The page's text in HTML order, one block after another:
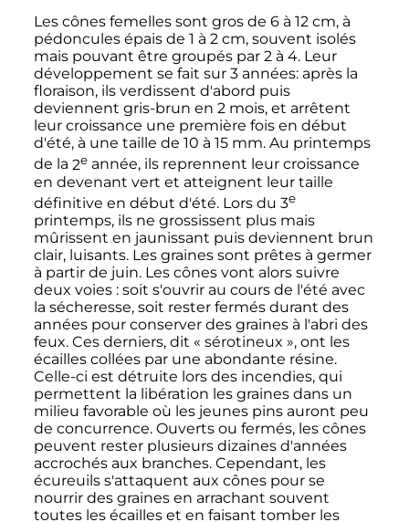
Les cônes femelles sont gros de 6 à 12 cm, à
pédoncules épais de 1 à 2 cm, souvent isolés
mais pouvant être groupés par 2 à 4. Leur
développement se fait sur 3 années: après la
floraison, ils verdissent d'abord puis
deviennent gris-brun en 2 mois, et arrêtent
leur croissance une première fois en début
d'été, à une taille de 10 à 15 mm. Au printemps
de la 2e année, ils reprennent leur croissance
en devenant vert et atteignent leur taille
définitive en début d'été. Lors du 3e
printemps, ils ne grossissent plus mais
mûrissent en jaunissant puis deviennent brun
clair, luisants. Les graines sont prêtes à germer
à partir de juin. Les cônes vont alors suivre
deux voies : soit s'ouvrir au cours de l'été avec
la sécheresse, soit rester fermés durant des
années pour conserver des graines à l'abri des
feux. Ces derniers, dit « sérotineux », ont les
écailles collées par une abondante résine.
Celle-ci est détruite lors des incendies, qui
permettent la libération les graines dans un
milieu favorable où les jeunes pins auront peu
de concurrence. Ouverts ou fermés, les cônes
peuvent rester plusieurs dizaines d'années
accrochés aux branches. Cependant, les
écureuils s'attaquent aux cônes pour se
nourrir des graines en arrachant souvent
toutes les écailles et en faisant tomber les